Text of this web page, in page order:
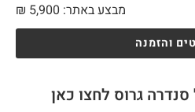
מבצע באתר:
₪ 5,900
והזמנה
גרוס לחצו כאן